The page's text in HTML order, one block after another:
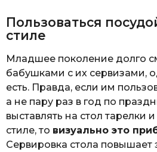
Пользоваться
стиле
Младшее поколение долго
бабушками с их сервизами,
есть. Правда, если им
а не пару раз в год по
выставлять на стол тарелки
стиле, то визуально это
Сервировка стола повышает